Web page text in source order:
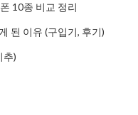
10종 비교 정리
된 이유 (구입기, 후기)
추)